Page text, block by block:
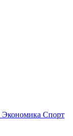
Экономика Спорт